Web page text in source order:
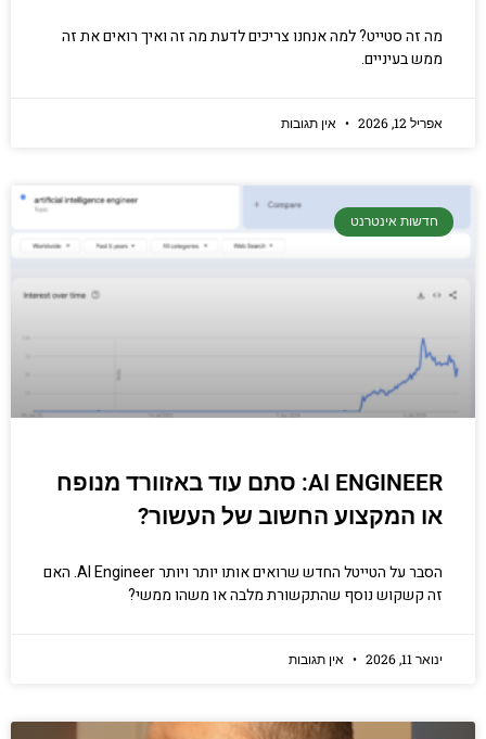
מה זה סטייט? למה אנחנו צריכים לדעת מה זה ואיך רואים את זה
ממש בעיניים.
אפריל 12, 2026 אין תגובות
חדשות אינטרנט
AI ENGINEER: סתם עוד באזוורד מנופח
או המקצוע החשוב של העשור?
הסבר על הטייטל החדש שרואים אותו יותר ויותר AI Engineer. האם
זה קשקוש נוסף שהתקשורת מלבה או משהו ממשי?
ינואר 11, 2026 אין תגובות